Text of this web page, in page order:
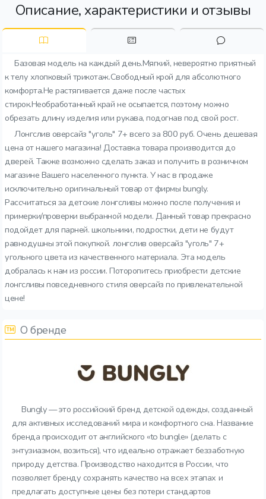
Описание, характеристики и отзывы
Базовая модель на каждый день.Мягкий, невероятно приятный
к телу хлопковый трикотаж.Свободный крой для абсолютного
комфорта.Не растягивается даже после частых
стирок.Необработанный край не осыпается, поэтому можно
обрезать длину изделия или рукава, подогнав под свой рост.
Лонгслив оверсайз "уголь" 7+ всего за 800 руб. Очень дешевая
цена от нашего магазина! Доставка товара производится до
дверей. Также возможно сделать заказ и получить в розничном
магазине Вашего населенного пункта. У нас в продаже
исключительно оригинальный товар от фирмы bungly.
Рассчитаться за детские лонгсливы можно после получения и
примерки/проверки выбранной модели. Данный товар прекрасно
подойдет для парней. школьники, подростки, дети не будут
равнодушны этой покупкой. лонгслив оверсайз "уголь" 7+
угольного цвета из качественного материала. Эта модель
добралась к нам из россии. Поторопитесь приобрести детские
лонгсливы повседневного стиля оверсайз по привлекательной
цене!
О бренде
Bungly — это российский бренд детской одежды, созданный
для активных исследований мира и комфортного сна. Название
бренда происходит от английского «to bungle» (делать с
энтузиазмом, возиться), что идеально отражает беззаботную
природу детства. Производство находится в России, что
позволяет бренду сохранять качество на всех этапах и
предлагать доступные цены без потери стандартов